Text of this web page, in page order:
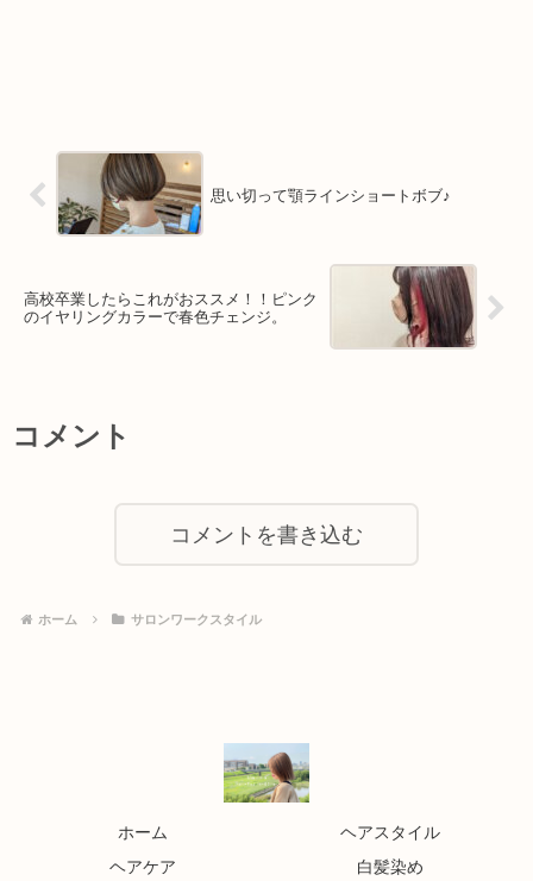
思い切って顎ラインショートボブ♪
高校卒業したらこれがおススメ！！ピンク
のイヤリングカラーで春色チェンジ。
コメント
コメントを書き込む
ホーム サロンワークスタイル
ホーム
ヘアスタイル
ヘアケア
白髪染め